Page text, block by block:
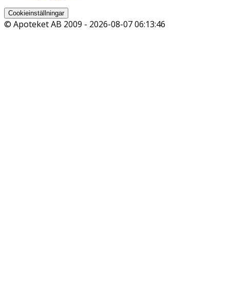
Cookieinställningar
© Apoteket AB 2009 - 2026-08-07 06:13:46